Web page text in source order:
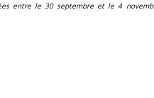
entre le 30 septembre et le 4